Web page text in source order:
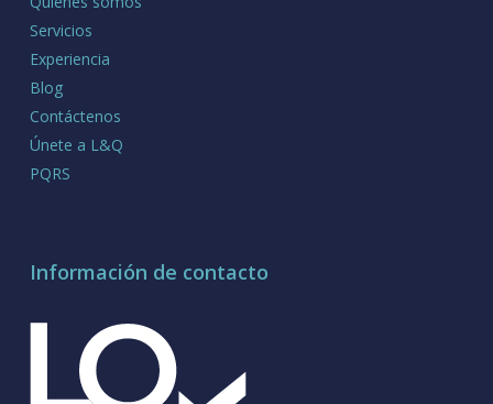
Servicios
Experiencia
Blog
Contáctenos
Únete a L&Q
PQRS
Información de contacto